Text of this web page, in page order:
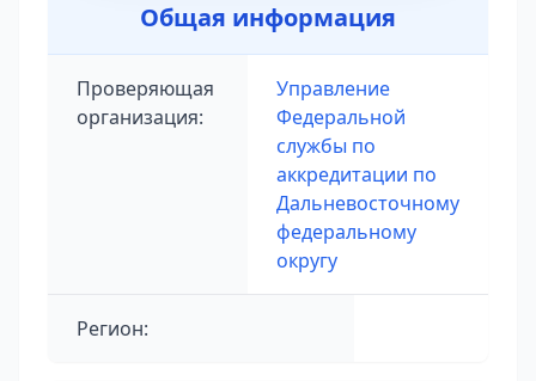
Общая информация
Проверяющая
организация:
Управление
Федеральной
службы по
аккредитации по
Дальневосточному
федеральному
округу
Регион: